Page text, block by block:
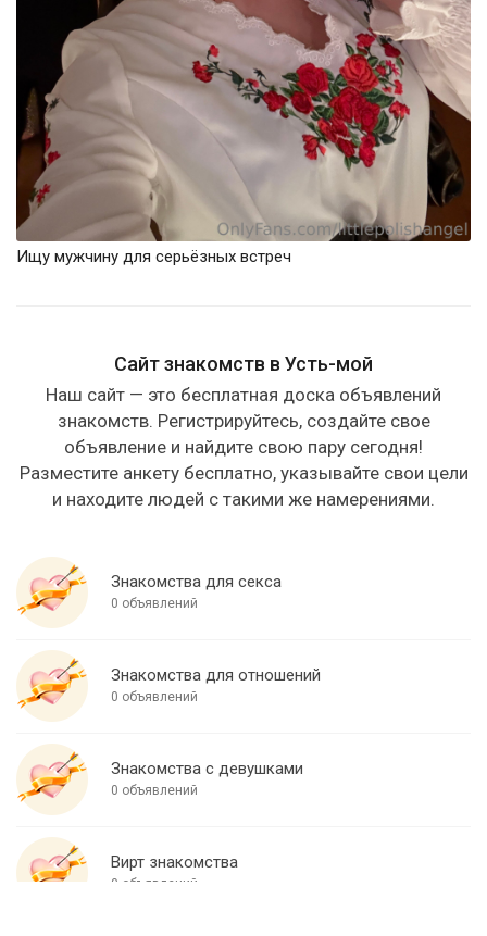
Ищу мужчину для серьёзных встреч
Сайт знакомств в Усть-мой
Наш сайт — это бесплатная доска объявлений
знакомств. Регистрируйтесь, создайте свое
объявление и найдите свою пару сегодня!
Разместите анкету бесплатно, указывайте свои цели
и находите людей с такими же намерениями.
Знакомства для секса
0 объявлений
Знакомства для отношений
0 объявлений
Знакомства с девушками
0 объявлений
Вирт знакомства
0 объявлений